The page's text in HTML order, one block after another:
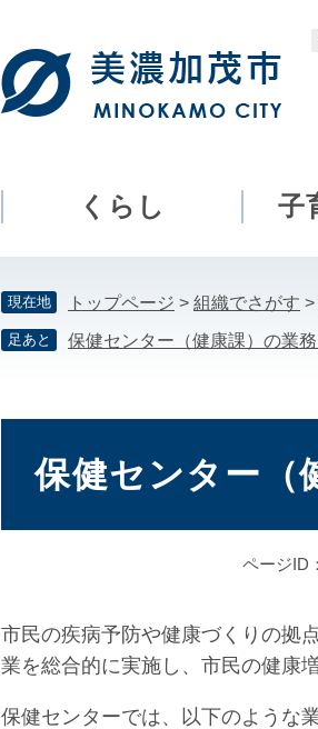
くらし 子
現在地 トップページ > 組織でさがす >
足あと 保健センター（健康課）の業
保健センター（
ページID
市民の疾病予防や健康づくりの拠
業を総合的に実施し、市民の健康
保健センターでは、以下のような